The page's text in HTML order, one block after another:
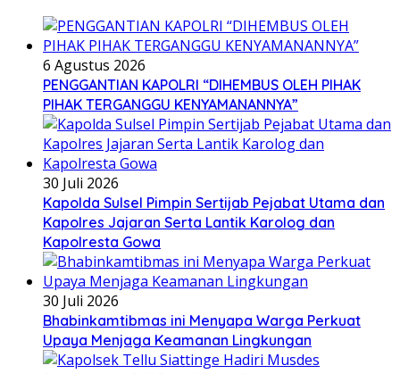
6 Agustus 2026
PENGGANTIAN KAPOLRI “DIHEMBUS OLEH PIHAK
PIHAK TERGANGGU KENYAMANANNYA”
30 Juli 2026
Kapolda Sulsel Pimpin Sertijab Pejabat Utama dan
Kapolres Jajaran Serta Lantik Karolog dan
Kapolresta Gowa
30 Juli 2026
Bhabinkamtibmas ini Menyapa Warga Perkuat
Upaya Menjaga Keamanan Lingkungan